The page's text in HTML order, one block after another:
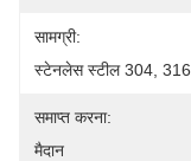
सामग्री:
स्टेनलेस स्टील 304, 316
समाप्त करना:
मैदान